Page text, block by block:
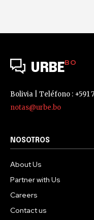
URBEBO
Bolivia | Teléfono : +591
notas@urbe.bo
NOSOTROS
About Us
Partner with Us
Careers
Contact us